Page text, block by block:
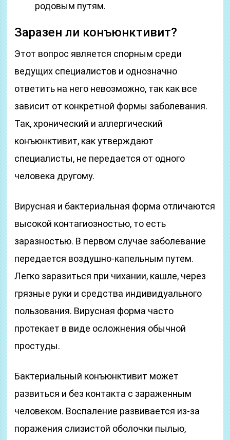
родовым путям.
Заразен ли конъюнктивит?
Этот вопрос является спорным среди
ведущих специалистов и однозначно
ответить на него невозможно, так как все
зависит от конкретной формы заболевания.
Так, хронический и аллергический
конъюнктивит, как утверждают
специалисты, не передается от одного
человека другому.
Вирусная и бактериальная форма отличаются
высокой контагиозностью, то есть
заразностью. В первом случае заболевание
передается воздушно-капельным путем.
Легко заразиться при чихании, кашле, через
грязные руки и средства индивидуального
пользования. Вирусная форма часто
протекает в виде осложнения обычной
простуды.
Бактериальный конъюнктивит может
развиться и без контакта с зараженным
человеком. Воспаление развивается из-за
поражения слизистой оболочки пылью,